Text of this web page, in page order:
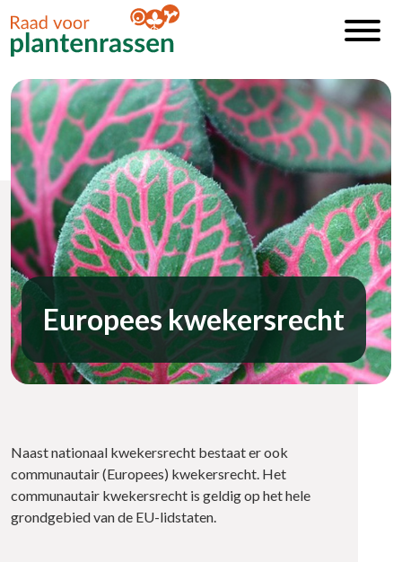
Europees kwekersrecht
Naast nationaal kwekersrecht bestaat er ook
communautair (Europees) kwekersrecht. Het
communautair kwekersrecht is geldig op het hele
grondgebied van de EU-lidstaten.